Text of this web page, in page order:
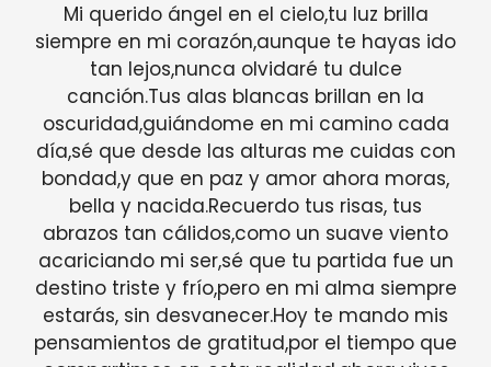
Mi querido ángel en el cielo,tu luz brilla
siempre en mi corazón,aunque te hayas ido
tan lejos,nunca olvidaré tu dulce
canción.Tus alas blancas brillan en la
oscuridad,guiándome en mi camino cada
día,sé que desde las alturas me cuidas con
bondad,y que en paz y amor ahora moras,
bella y nacida.Recuerdo tus risas, tus
abrazos tan cálidos,como un suave viento
acariciando mi ser,sé que tu partida fue un
destino triste y frío,pero en mi alma siempre
estarás, sin desvanecer.Hoy te mando mis
pensamientos de gratitud,por el tiempo que